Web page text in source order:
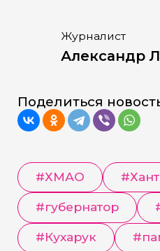
Журналист
Александр
Поделиться
#ХМАО #
#губернатор
#Кухарук #